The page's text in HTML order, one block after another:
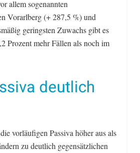
allem sogenannten
Vorarlberg (+ 287,5 %) und
geringsten Zuwachs gibt es
Prozent mehr Fällen als noch im
deutlich
vorläufigen Passiva höher aus als
zu deutlich gegensätzlichen